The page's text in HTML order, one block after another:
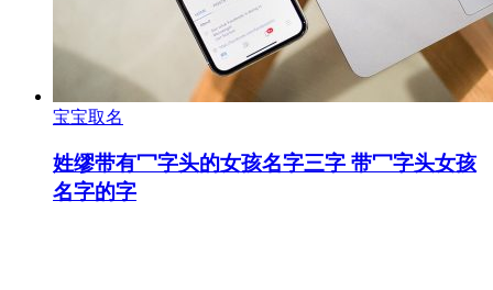
宝宝取名
姓缪带有冖字头的女孩名字三字 带冖字头女孩
名字的字